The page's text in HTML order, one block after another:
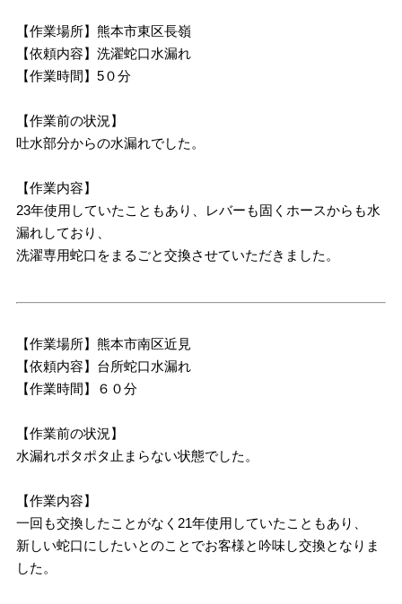
【作業場所】熊本市東区長嶺
【依頼内容】洗濯蛇口水漏れ
【作業時間】5０分
【作業前の状況】
吐水部分からの水漏れでした。
【作業内容】
23年使用していたこともあり、レバーも固くホースからも水
漏れしており、
洗濯専用蛇口をまるごと交換させていただきました。
【作業場所】熊本市南区近見
【依頼内容】台所蛇口水漏れ
【作業時間】６０分
【作業前の状況】
水漏れポタポタ止まらない状態でした。
【作業内容】
一回も交換したことがなく21年使用していたこともあり、
新しい蛇口にしたいとのことでお客様と吟味し交換となりま
した。